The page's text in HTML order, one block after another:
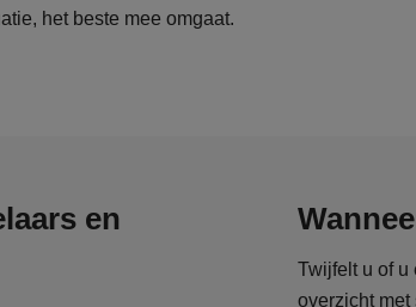
het beste mee omgaat.
en
Twijfelt u of u
overzicht met